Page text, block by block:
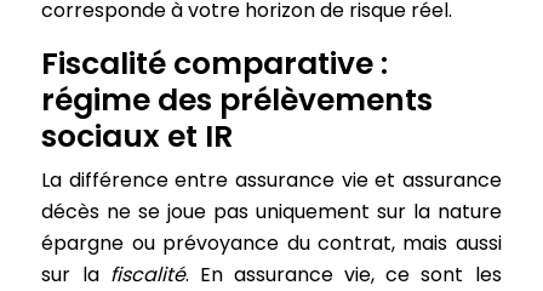
corresponde à votre horizon de risque réel.
Fiscalité comparative :
régime des prélèvements
sociaux et IR
La différence entre assurance vie et assurance
décès ne se joue pas uniquement sur la nature
épargne ou prévoyance du contrat, mais aussi
sur la fiscalité. En assurance vie, ce sont les